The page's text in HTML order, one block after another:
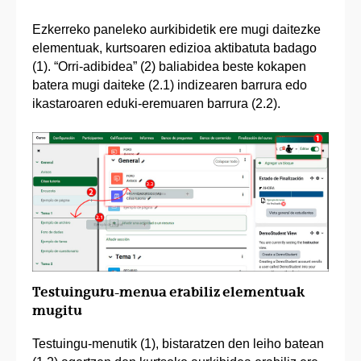
Ezkerreko paneleko aurkibidetik ere mugi daitezke
elementuak, kurtsoaren edizioa aktibatuta badago
(1). “Orri-adibidea” (2) baliabidea beste kokapen
batera mugi daiteke (2.1) indizearen barrura edo
ikastaroaren eduki-eremuaren barrura (2.2).
Testuinguru-menua erabiliz elementuak
mugitu
Testuingu-menutik (1), bistaratzen den leiho batean